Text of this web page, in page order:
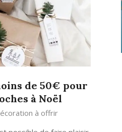
de 50€ pour
à Noël
à offrir